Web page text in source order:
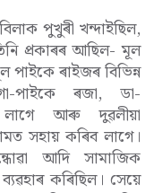
পুখুৰী খন্দাইছিল,
প্ৰকাৰৰ আছিল- মূল
ৰাইজৰ বিভিন্ন
পাইকে ৰজা, ডা-
লাগে আৰু দুৱলীয়া
সহায় কৰিব লাগে।
আদি সামাজিক
কৰিছিল। সেয়ে